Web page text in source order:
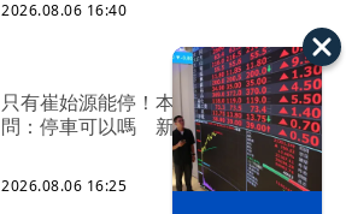
2026.08.06 16:40
只有崔始源能停！本尊好奇找上門親
問：停車可以嗎 新北店員粉樂壞
2026.08.06 16:25